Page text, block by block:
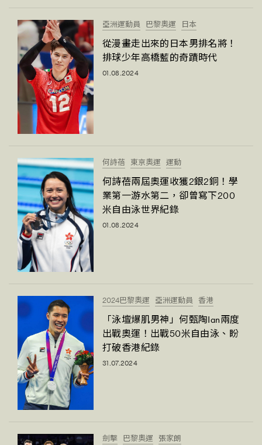
亞洲運動員 巴黎奧運 日本
從漫畫走出來的日本男排名將！
排球少年高橋藍的奇蹟時代
01.08.2024
何詩蓓 東京奧運 運動
何詩蓓兩屆奧運收獲2銀2銅！學
業第一游水第二，卻曾寫下200
米自由泳世界紀錄
01.08.2024
2024巴黎奧運 亞洲運動員 香港
「泳壇爆肌男神」何甄陶Ian兩度
出戰奧運！出戰50米自由泳、盼
打破香港紀錄
31.07.2024
劍擊 巴黎奧運 張家朗